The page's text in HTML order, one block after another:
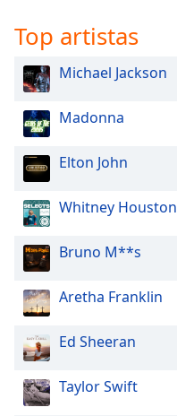
Top artistas
Michael Jackson
Madonna
Elton John
Whitney Houston
Bruno M**s
Aretha Franklin
Ed Sheeran
Taylor Swift